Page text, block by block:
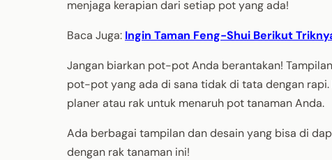
menjaga kerapian dari setiap pot yang ada!
Baca Juga: Ingin Taman Feng-Shui Berikut
Jangan biarkan pot-pot Anda berantakan!
pot-pot yang ada di sana tidak di tata dengan
planer atau rak untuk menaruh pot tanaman Anda.
Ada berbagai tampilan dan desain yang bisa di
dengan rak tanaman ini!